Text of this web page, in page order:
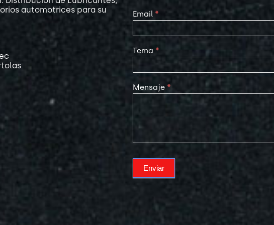
automotrices para su
Email *
Tema *
Mensaje *
Enviar